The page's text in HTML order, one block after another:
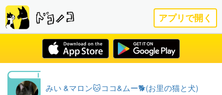
アプリで開く
みい &マロン🐱ココ&ムー🐕(お里の猫と犬)